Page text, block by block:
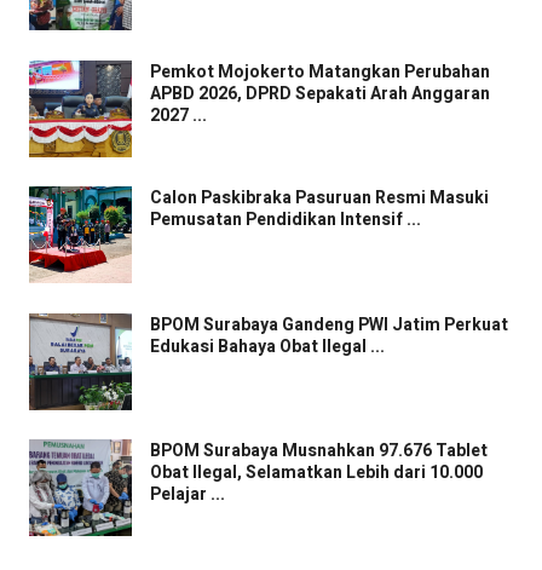
Pemkot Mojokerto Matangkan Perubahan
APBD 2026, DPRD Sepakati Arah Anggaran
2027 ...
Calon Paskibraka Pasuruan Resmi Masuki
Pemusatan Pendidikan Intensif ...
BPOM Surabaya Gandeng PWI Jatim Perkuat
Edukasi Bahaya Obat Ilegal ...
BPOM Surabaya Musnahkan 97.676 Tablet
Obat Ilegal, Selamatkan Lebih dari 10.000
Pelajar ...